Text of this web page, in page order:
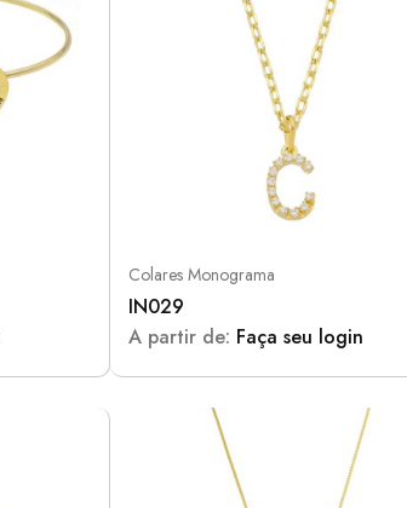
Colares Monograma
IN029
A partir de: Faça seu login